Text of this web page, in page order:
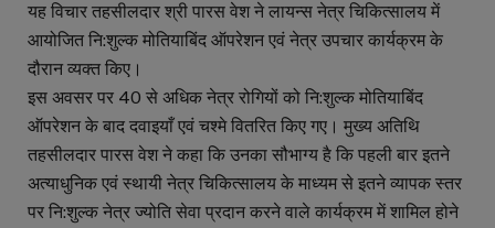
यह विचार तहसीलदार श्री पारस वेश ने लायन्स नेत्र चिकित्सालय में
आयोजित नि:शुल्क मोतियाबिंद ऑपरेशन एवं नेत्र उपचार कार्यक्रम के
दौरान व्यक्त किए।
इस अवसर पर 40 से अधिक नेत्र रोगियों को नि:शुल्क मोतियाबिंद
ऑपरेशन के बाद दवाइयाँ एवं चश्मे वितरित किए गए। मुख्य अतिथि
तहसीलदार पारस वेश ने कहा कि उनका सौभाग्य है कि पहली बार इतने
अत्याधुनिक एवं स्थायी नेत्र चिकित्सालय के माध्यम से इतने व्यापक स्तर
पर नि:शुल्क नेत्र ज्योति सेवा प्रदान करने वाले कार्यक्रम में शामिल होने